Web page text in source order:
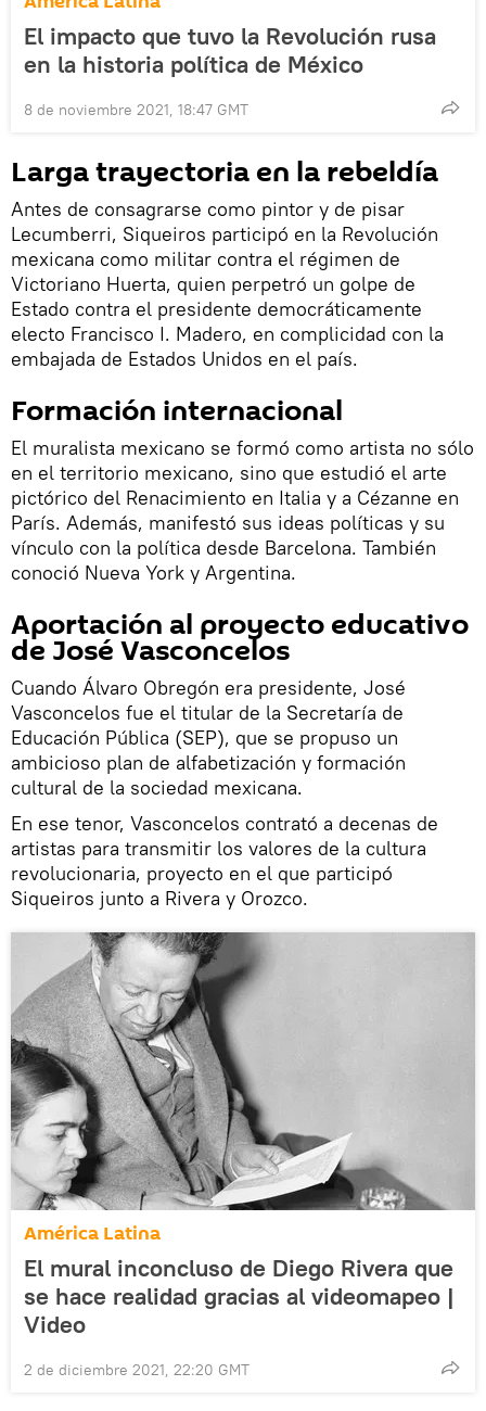
El impacto que tuvo la Revolución rusa
en la historia política de México
8 de noviembre 2021, 18:47 GMT
Larga trayectoria en la rebeldía
Antes de consagrarse como pintor y de pisar
Lecumberri, Siqueiros participó en la Revolución
mexicana como militar contra el régimen de
Victoriano Huerta, quien perpetró un golpe de
Estado contra el presidente democráticamente
electo Francisco I. Madero, en complicidad con la
embajada de Estados Unidos en el país.
Formación internacional
El muralista mexicano se formó como artista no sólo
en el territorio mexicano, sino que estudió el arte
pictórico del Renacimiento en Italia y a Cézanne en
París. Además, manifestó sus ideas políticas y su
vínculo con la política desde Barcelona. También
conoció Nueva York y Argentina.
Aportación al proyecto educativo
de José Vasconcelos
Cuando Álvaro Obregón era presidente, José
Vasconcelos fue el titular de la Secretaría de
Educación Pública (SEP), que se propuso un
ambicioso plan de alfabetización y formación
cultural de la sociedad mexicana.
En ese tenor, Vasconcelos contrató a decenas de
artistas para transmitir los valores de la cultura
revolucionaria, proyecto en el que participó
Siqueiros junto a Rivera y Orozco.
América Latina
El mural inconcluso de Diego Rivera que
se hace realidad gracias al videomapeo |
Video
2 de diciembre 2021, 22:20 GMT